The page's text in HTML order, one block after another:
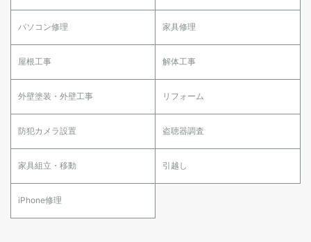
パソコン修理 家具修理
屋根工事 解体工事
外壁塗装・外壁工事 リフォーム
防犯カメラ設置 盗聴器調査
家具組立・移動 引越し
iPhone修理